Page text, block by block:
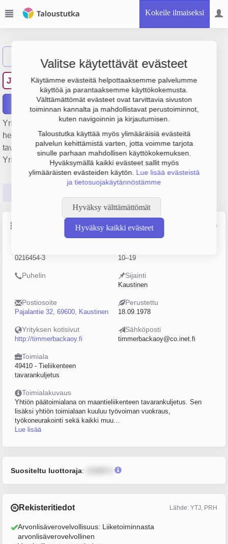
Kokeile ilmaiseksi
Valitse käytettävät evästeet
Käytämme evästeitä helpottaaksemme palvelumme
käyttöä ja parantaaksemme käyttökokemusta.
Välttämättömät evästeet ovat tarvittavia sivuston
toiminnan kannalta ja mahdollistavat perustoiminnot,
kuten navigoinnin ja kirjautumisen.
Taloustutka käyttää myös ylimääräisiä evästeitä
palvelun kehittämistä varten, jotta voimme tarjota
sinulle parhaan mahdollisen käyttökokemuksen.
Hyväksymällä kaikki evästeet sallit myös
ylimääräisten evästeiden käytön. Lue lisää evästeistä
ja tietosuojakäytännöstämme
Hyväksy välttämättömät
Hyväksy kaikki evästeet
JT J. Timmerbacka Oy
Raportit
Yrityksen J. Timmerbacka Oy liiketulos on 222 000 € ja
henkilöstömäärä 10. Sen päätoimiala on Tieliikenteen
tavarankuljetus, perustamisvuosi 1978 ja sijainti Kaustinen.
Yrityksen yhtiömuoto Osakeyhtiö (OY).
Lähde: YTJ, PRH, Traficom
0216454-3 10–19
Puhelin Sijainti
Kaustinen
Postiosoite
Pajalantie 32, 69600, Kaustinen
Perustettu
18.09.1978
Yrityksen kotisivut
http://timmerbackaoy.fi
Sähköposti
timmerbackaoy@co.inet.fi
Toimiala
49410 - Tieliikenteen
tavarankuljetus
Toimialakuvaus
Yhtiön päätoimialana on maantieliikenteen tavarankuljetus. Sen
lisäksi yhtiön toimialaan kuuluu työvoiman vuokraus,
työkoneurakointi sekä kaikki muu...
Lue lisää
Suositeltu luottoraja:
Rekisteritiedot Lähde: YTJ, PRH
Arvonlisäverovelvollisuus: Liiketoiminnasta
arvonlisäverovelvollinen